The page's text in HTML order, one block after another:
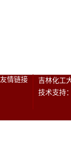
友情链接 吉林化工
技术支持